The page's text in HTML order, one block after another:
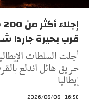
قرب بحيرة جاردا
حريق هائل اندلع
إيطاليا
16:58 - 2026/08/08